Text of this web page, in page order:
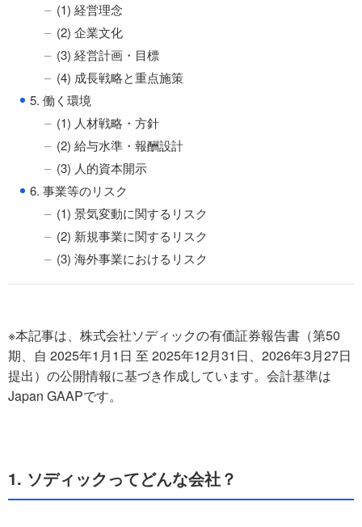
(1) 経営理念
(2) 企業文化
(3) 経営計画・目標
(4) 成長戦略と重点施策
● 5. 働く環境
(1) 人材戦略・方針
(2) 給与水準・報酬設計
(3) 人的資本開示
● 6. 事業等のリスク
(1) 景気変動に関するリスク
(2) 新規事業に関するリスク
(3) 海外事業におけるリスク
※本記事は、株式会社ソディックの有価証券報告書（第50
期、自 2025年1月1日 至 2025年12月31日、2026年3月27日
提出）の公開情報に基づき作成しています。会計基準は
Japan GAAPです。
1. ソディックってどんな会社？